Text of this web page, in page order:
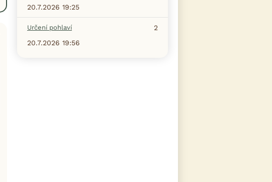
20.7.2026 19:25
Určení pohlaví
2
20.7.2026 19:56